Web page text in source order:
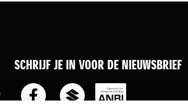
SCHRIJF JE IN VOOR DE NIEUWSBRIEF